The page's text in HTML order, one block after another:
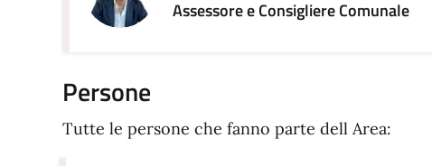
Assessore e Consigliere Comunale
Persone
Tutte le persone che fanno parte dell Area: